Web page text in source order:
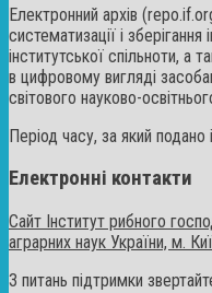
Електронний архів
систематизації і зберігання
інститутської спільноти, а
в цифровому вигляді
світового науково-
Період часу, за який
Електронні контакти
Сайт Інститут рибного
аграрних наук України, м.
З питань підтримки